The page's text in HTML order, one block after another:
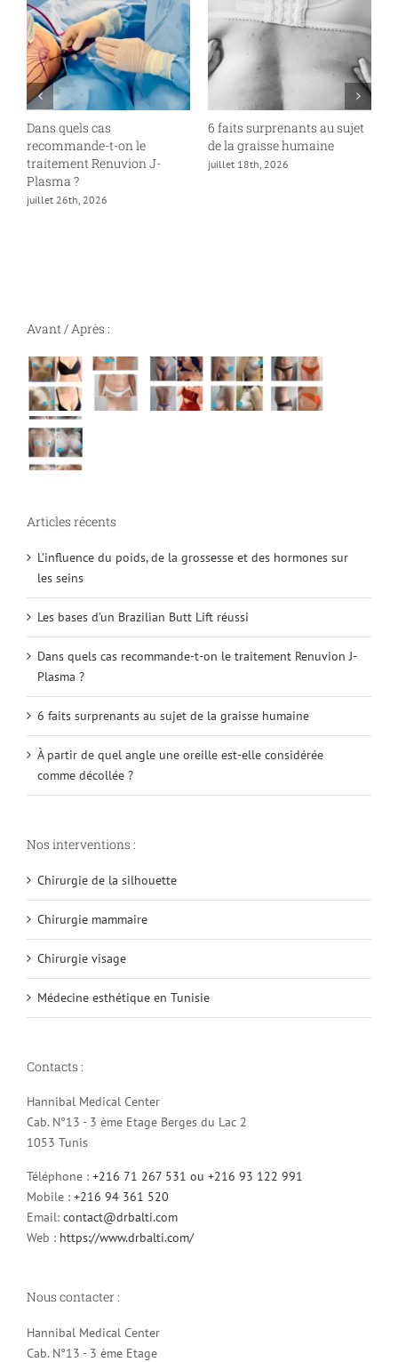
Dans quels cas
recommande-t-on le
traitement Renuvion J-
Plasma ?
juillet 26th, 2026
6 faits surprenants au sujet
de la graisse humaine
juillet 18th, 2026
Avant / Après :
Articles récents
L’influence du poids, de la grossesse et des hormones sur
les seins
Les bases d’un Brazilian Butt Lift réussi
Dans quels cas recommande-t-on le traitement Renuvion J-
Plasma ?
6 faits surprenants au sujet de la graisse humaine
À partir de quel angle une oreille est-elle considérée
comme décollée ?
Nos interventions :
Chirurgie de la silhouette
Chirurgie mammaire
Chirurgie visage
Médecine esthétique en Tunisie
Contacts :
Hannibal Medical Center
Cab. N°13 - 3 ème Etage Berges du Lac 2
1053 Tunis
Téléphone : +216 71 267 531 ou +216 93 122 991
Mobile : +216 94 361 520
Email: contact@drbalti.com
Web : https://www.drbalti.com/
Nous contacter :
Hannibal Medical Center
Cab. N°13 - 3 ème Etage